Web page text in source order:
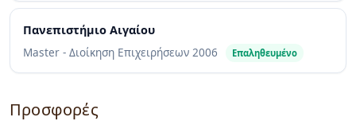
Πανεπιστήμιο Αιγαίου
Master - Διοίκηση Επιχειρήσεων 2006 Επαληθευμένο
Προσφορές